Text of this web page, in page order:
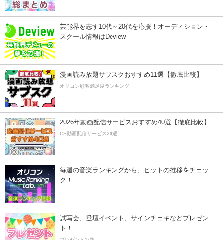
芸能界を志す10代～20代を応援！オーディション・
スクール情報はDeview
漫画読み放題サブスクおすすめ11選【徹底比較】
オリコン顧客満足度ランキング
2026年動画配信サービスおすすめ40選【徹底比較】
CS動画配信サービス20選
毎週の音楽ランキングから、ヒットの推移をチェッ
ク！
試写会、登壇イベント、サインチェキなどプレゼン
ト！